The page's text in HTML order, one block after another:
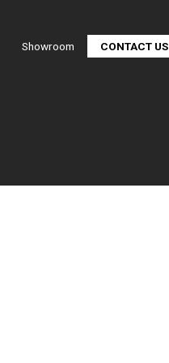
Showroom CONTACT US